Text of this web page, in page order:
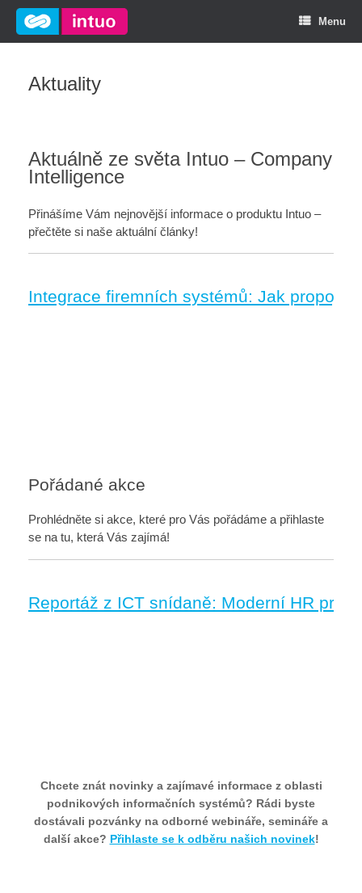
Menu
Aktuality
Aktuálně ze světa Intuo – Company
Intelligence
Přinášíme Vám nejnovější informace o produktu Intuo –
přečtěte si naše aktuální články!
Integrace firemních systémů: Jak propojit
Pořádané akce
Prohlédněte si akce, které pro Vás pořádáme a přihlaste
se na tu, která Vás zajímá!
Reportáž z ICT snídaně: Moderní HR
Chcete znát novinky a zajímavé informace z oblasti
podnikových informačních systémů? Rádi byste
dostávali pozvánky na odborné webináře, semináře a
další akce? Přihlaste se k odběru našich novinek!